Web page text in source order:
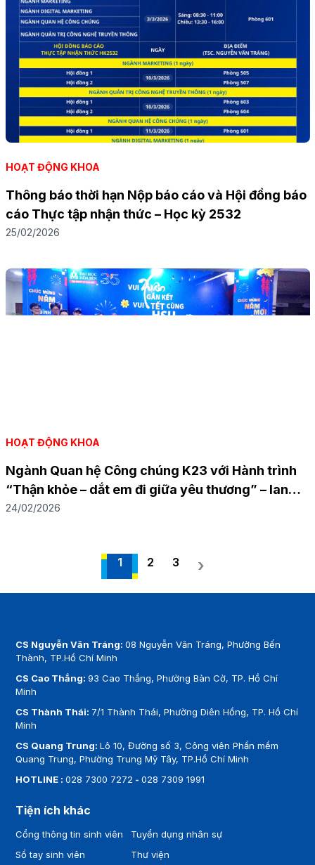
HOẠT ĐỘNG KHOA
Thông báo thời hạn Nộp báo cáo và Hội đồng báo
cáo Thực tập nhận thức – Học kỳ 2532
25/02/2026
HOẠT ĐỘNG KHOA
Ngành Quan hệ Công chúng K23 với Hành trình
“Thận khỏe – dắt em đi giữa yêu thương” – lan
tỏa giá trị nhân văn
24/02/2026
1 2 3 ›
CS Nguyễn Văn Tráng:08 Nguyễn Văn Tráng, Phường Bến
Thành, TP.Hồ Chí Minh
CS Cao Thắng:93 Cao Thắng, Phường Bàn Cờ, TP. Hồ Chí
Minh
CS Thành Thái: 7/1 Thành Thái, Phường Diên Hồng, TP. Hồ Chí
Minh
CS Quang Trung:Lô 10, Đường số 3, Công viên Phần mềm
Quang Trung, Phường Trung Mỹ Tây, TP.Hồ Chí Minh
HOTLINE :028 7300 7272 -028 7309 1991
Tiện ích khác
Cổng thông tin sinh viên
Sổ tay sinh viên
Tuyển dụng nhân sự
Thư viện